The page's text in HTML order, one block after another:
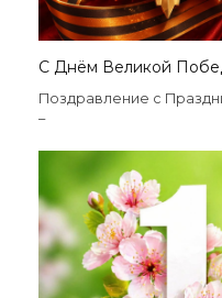
С Днём Великой
Поздравление с
–